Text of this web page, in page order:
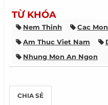
TỪ KHÓA
Nem Thinh Cac
Am Thuc Viet Nam
Nhung Mon An Ngon
CHIA SẺ